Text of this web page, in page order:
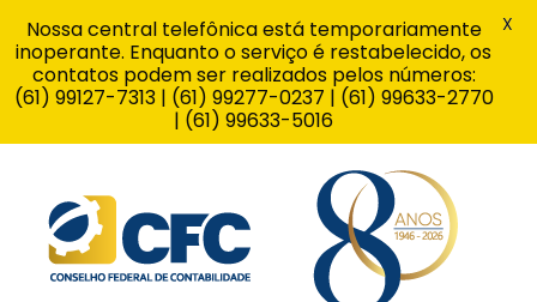
Nossa central telefônica está temporariamente
inoperante. Enquanto o serviço é restabelecido, os
contatos podem ser realizados pelos números:
(61) 99127-7313 | (61) 99277-0237 | (61) 99633-2770
| (61) 99633-5016
X